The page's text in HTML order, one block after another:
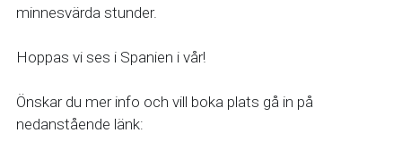
minnesvärda stunder.
Hoppas vi ses i Spanien i vår!
Önskar du mer info och vill boka plats gå in på
nedanstående länk: